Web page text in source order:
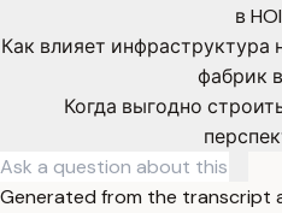
в
Как влияет инфраструктура
фабрик
Когда выгодно
Generated from the transcript